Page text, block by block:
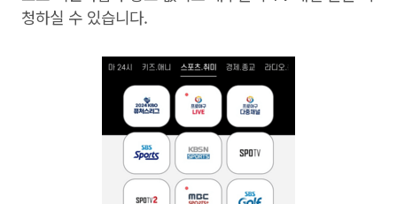
청하실 수 있습니다.